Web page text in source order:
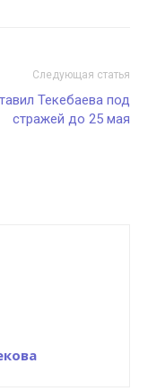
Следующая статья
Текебаева под
стражей до 25 мая